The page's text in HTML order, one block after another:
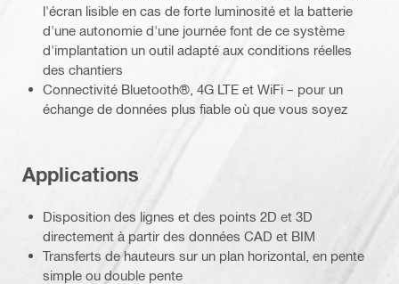
l'écran lisible en cas de forte luminosité et la batterie
d'une autonomie d'une journée font de ce système
d'implantation un outil adapté aux conditions réelles
des chantiers
Connectivité Bluetooth®, 4G LTE et WiFi – pour un
échange de données plus fiable où que vous soyez
Applications
Disposition des lignes et des points 2D et 3D
directement à partir des données CAD et BIM
Transferts de hauteurs sur un plan horizontal, en pente
simple ou double pente